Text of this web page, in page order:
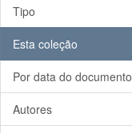
Tipo
Esta coleção
Por data do documento
Autores